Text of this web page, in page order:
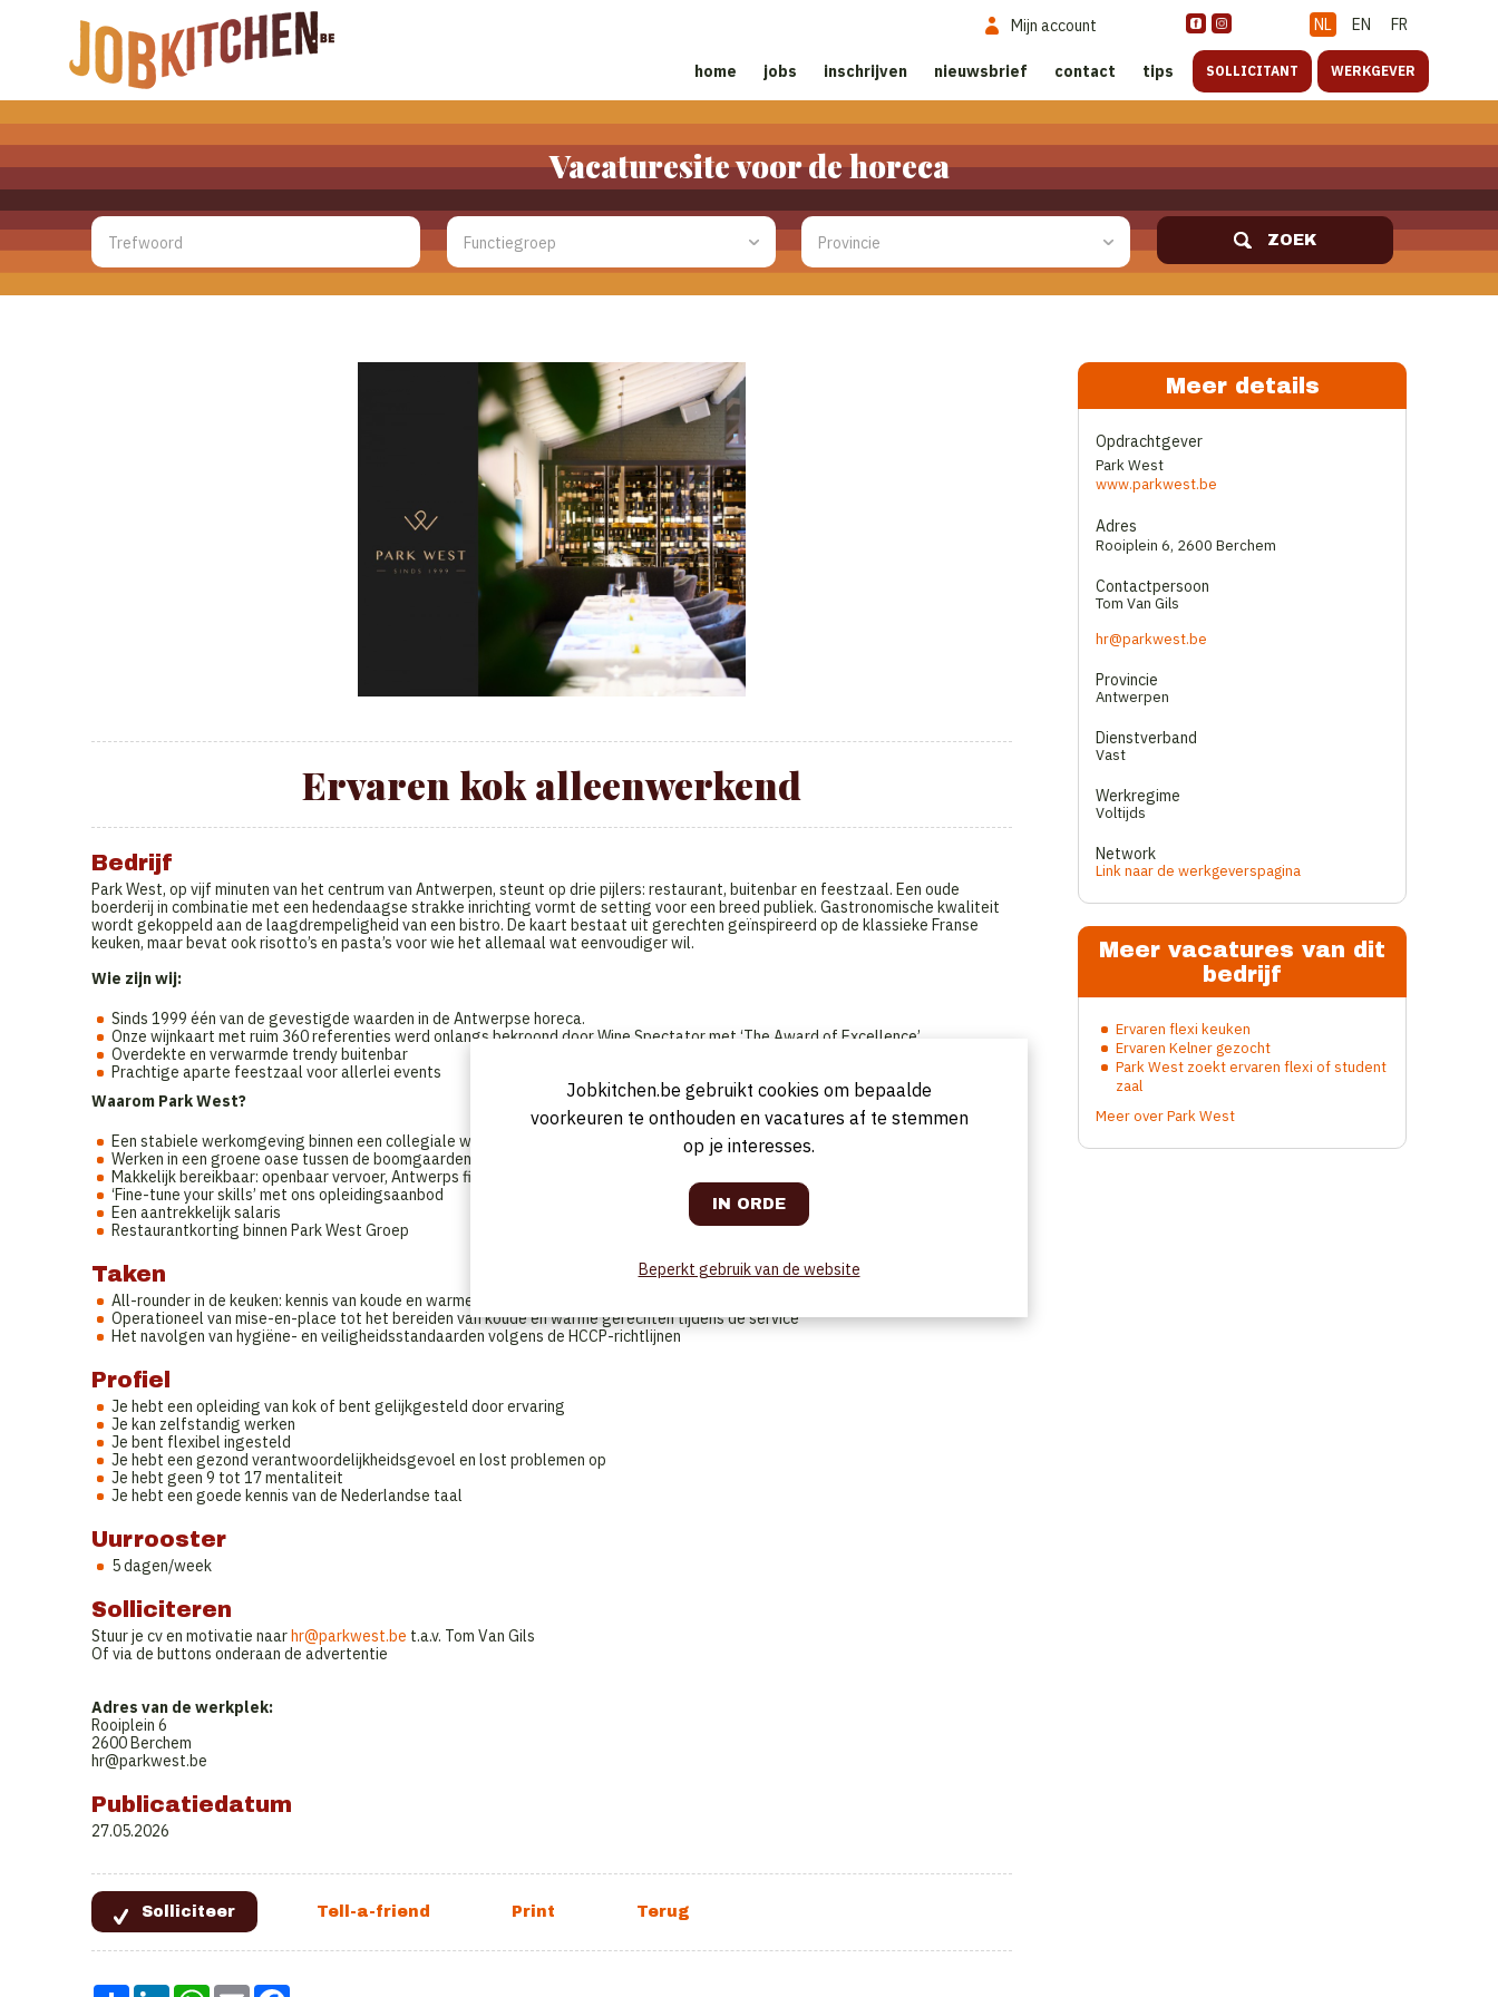
NL EN FR
Mijn account
home jobs inschrijven nieuwsbrief contact tips SOLLICITANT WERKGEVER
Vacaturesite voor de horeca
ZOEK
Ervaren kok alleenwerkend
Bedrijf
Park West, op vijf minuten van het centrum van Antwerpen, steunt op drie pijlers: restaurant, buitenbar en feestzaal. Een oude
boerderij in combinatie met een hedendaagse strakke inrichting vormt de setting voor een breed publiek. Gastronomische kwaliteit
wordt gekoppeld aan de laagdrempeligheid van een bistro. De kaart bestaat uit gerechten geïnspireerd op de klassieke Franse
keuken, maar bevat ook risotto’s en pasta’s voor wie het allemaal wat eenvoudiger wil.
Wie zijn wij:
Sinds 1999 één van de gevestigde waarden in de Antwerpse horeca.
Onze wijnkaart met ruim 360 referenties werd onlangs bekroond door Wine Spectator met ‘The Award of Excellence’
Overdekte en verwarmde trendy buitenbar
Prachtige aparte feestzaal voor allerlei events
Waarom Park West?
Een stabiele werkomgeving binnen een collegiale werksfeer
Werken in een groene oase tussen de boomgaarden, nabij de stad
Makkelijk bereikbaar: openbaar vervoer, Antwerps fietspunt
‘Fine-tune your skills’ met ons opleidingsaanbod
Een aantrekkelijk salaris
Restaurantkorting binnen Park West Groep
Taken
All-rounder in de keuken: kennis van koude en warme kant
Operationeel van mise-en-place tot het bereiden van koude en warme gerechten tijdens de service
Het navolgen van hygiëne- en veiligheidsstandaarden volgens de HCCP-richtlijnen
Profiel
Je hebt een opleiding van kok of bent gelijkgesteld door ervaring
Je kan zelfstandig werken
Je bent flexibel ingesteld
Je hebt een gezond verantwoordelijkheidsgevoel en lost problemen op
Je hebt geen 9 tot 17 mentaliteit
Je hebt een goede kennis van de Nederlandse taal
Uurrooster
5 dagen/week
Solliciteren
Stuur je cv en motivatie naarhr@parkwest.be t.a.v. Tom Van Gils
Of via de buttons onderaan de advertentie
Adres van de werkplek:
Rooiplein 6
2600 Berchem
hr@parkwest.be
Publicatiedatum
27.05.2026
Meer details
Opdrachtgever
Park West
www.parkwest.be
Adres
Rooiplein 6, 2600 Berchem
Contactpersoon
Tom Van Gils
hr@parkwest.be
Provincie
Antwerpen
Dienstverband
Vast
Werkregime
Voltijds
Network
Link naar de werkgeverspagina
Meer vacatures van dit
bedrijf
Ervaren flexi keuken
Ervaren Kelner gezocht
Park West zoekt ervaren flexi of student
zaal
Meer over Park West
Jobkitchen.be gebruikt cookies om bepaalde
voorkeuren te onthouden en vacatures af te stemmen
op je interesses.
Beperkt gebruik van de website